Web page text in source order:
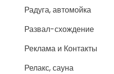
Радуга, автомойка
Развал-схождение
Реклама и Контакты
Релакс, сауна